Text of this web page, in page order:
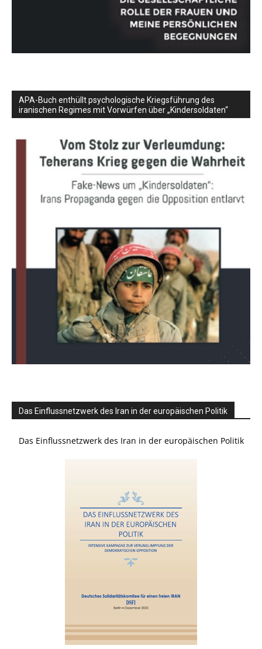
APA-Buch enthüllt psychologische Kriegsführung des
iranischen Regimes mit Vorwürfen über „Kindersoldaten“
Das Einflussnetzwerk des Iran in der europäischen Politik
Das Einflussnetzwerk des Iran in der europäischen Politik